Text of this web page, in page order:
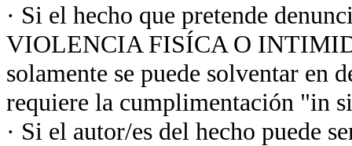
· Si el hecho que pretende
VIOLENCIA FISÍCA O
solamente se puede solventar en
requiere la cumplimentación "in
· Si el autor/es del hecho puede